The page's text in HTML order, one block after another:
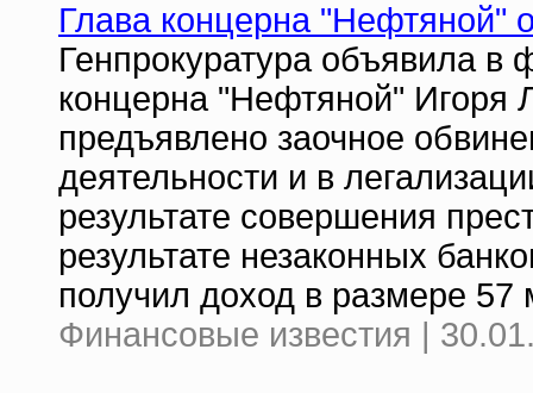
Глава концерна "Нефтяной"
Генпрокуратура объявила в
концерна "Нефтяной"
предъявлено заочное
деятельности и в
результате совершения
результате незаконных
получил доход в размере 57
Финансовые известия |